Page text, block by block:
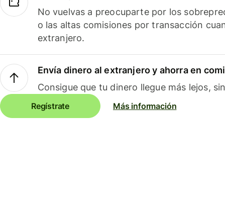
No vuelvas a preocuparte por los
o las altas comisiones por transacción
extranjero.
Envía dinero al extranjero y ahorra en
Consigue que tu dinero llegue más lejos,
Regístrate Más información